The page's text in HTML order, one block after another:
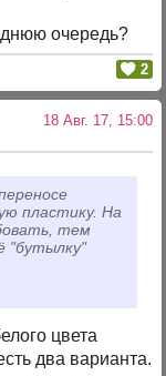
очередь?
2
18 Авг. 17, 15:00
пластику. На
тем
"бутылку"
цвета
два варианта.